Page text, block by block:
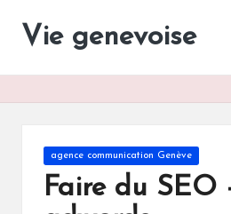
Vie genevoise
Vie
Posted
in
agence communication Genève
Faire du SEO